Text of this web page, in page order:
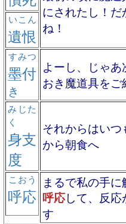
にされたし！だ
ね！
遺恨
いこん
墨付
すみつ
き
よーし、じゃあ
おき魔道具をご
身支
度
みじた
く
それからはいつ
から朝食へ
呼応
こおう まるで私の手
呼応して、反応
す